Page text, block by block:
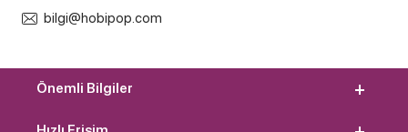
bilgi@hobipop.com
Önemli Bilgiler